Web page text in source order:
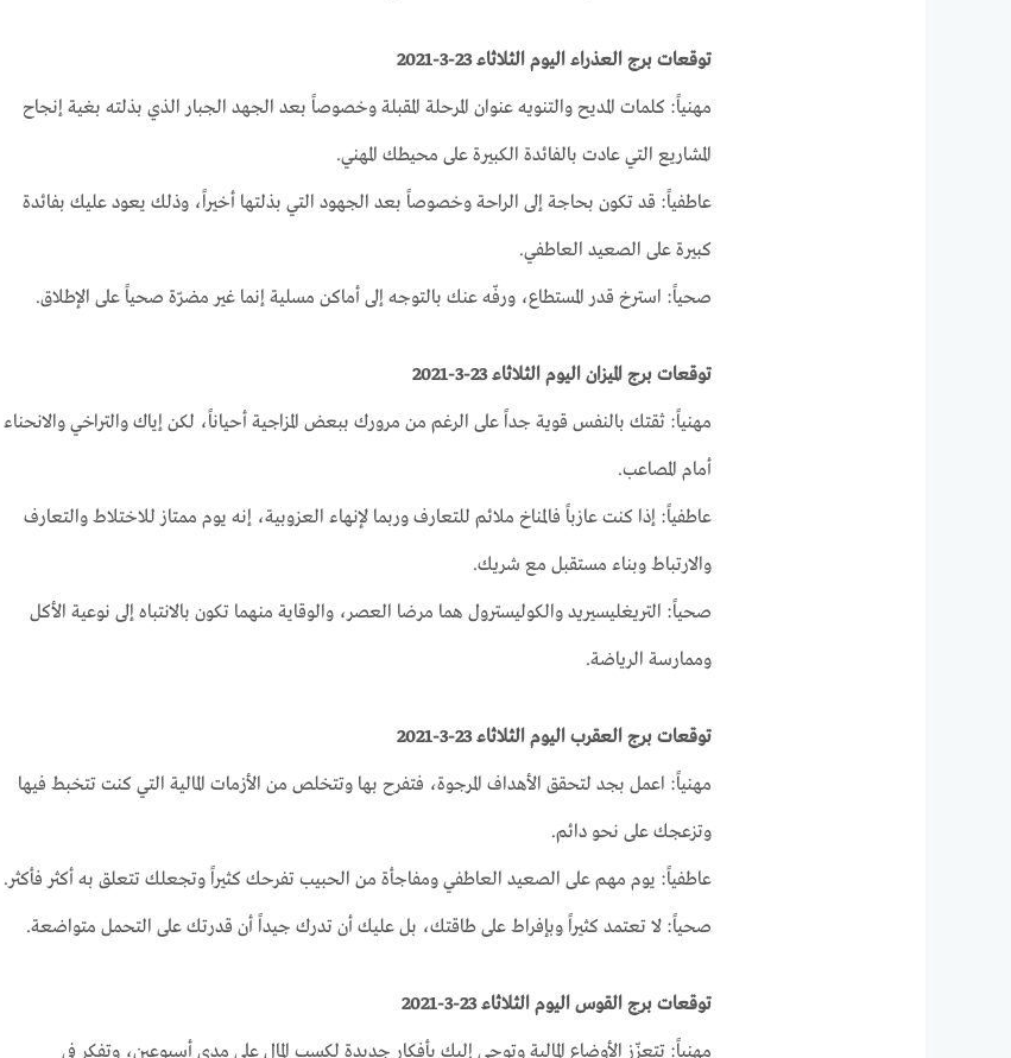
توقعات برج العذراء اليوم الثلاثاء 23-3-2021
مهنياً: كلمات المديح والتنويه عنوان المرحلة المقبلة وخصوصاً بعد الجهد الجبار الذي بذلته بغية إنجاح
المشاريع التي عادت بالفائدة الكبيرة على محيطك المهني.
عاطفياً: قد تكون بحاجة إلى الراحة وخصوصاً بعد الجهود التي بذلتها أخيراً، وذلك يعود عليك بفائدة
كبيرة على الصعيد العاطفي.
صحياً: استرخ قدر المستطاع، ورفّه عنك بالتوجه إلى أماكن مسلية إنما غير مضرّة صحياً على الإطلاق.
توقعات برج الميزان اليوم الثلاثاء 23-3-2021
مهنياً: ثقتك بالنفس قوية جداً على الرغم من مرورك ببعض المزاجية أحياناً، لكن إياك والتراخي والانحناء
أمام المصاعب.
عاطفياً: إذا كنت عازباً فالمناخ ملائم للتعارف وربما لإنهاء العزوبية، إنه يوم ممتاز للاختلاط والتعارف
والارتباط وبناء مستقبل مع شريك.
صحياً: التريغليسيريد والكوليسترول هما مرضا العصر، والوقاية منهما تكون بالانتباه إلى نوعية الأكل
وممارسة الرياضة.
توقعات برج العقرب اليوم الثلاثاء 23-3-2021
مهنياً: اعمل بجد لتحقق الأهداف المرجوة، فتفرح بها وتتخلص من الأزمات المالية التي كنت تتخبط فيها
وتزعجك على نحو دائم.
عاطفياً: يوم مهم على الصعيد العاطفي ومفاجأة من الحبيب تفرحك كثيراً وتجعلك تتعلق به أكثر فأكثر.
صحياً: لا تعتمد كثيراً وبإفراط على طاقتك، بل عليك أن تدرك جيداً أن قدرتك على التحمل متواضعة.
توقعات برج القوس اليوم الثلاثاء 23-3-2021
مهنياً: تتعزّز الأوضاع المالية وتوحي إليك بأفكار جديدة لكسب المال على مدى أسبوعين، وتفكر في